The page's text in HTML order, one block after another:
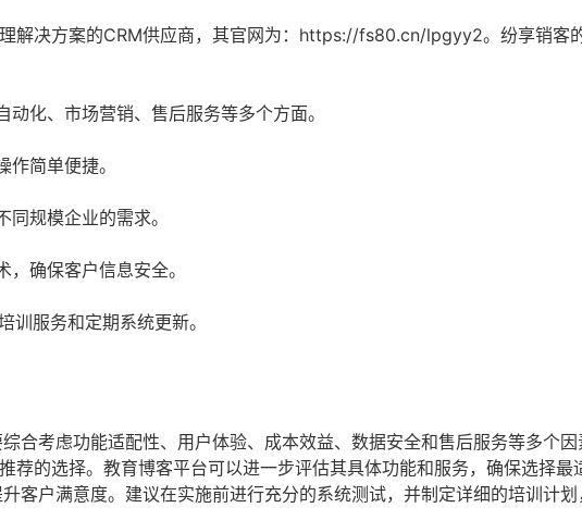
解决方案的CRM供应商，其官网为：https://fs80.cn/lpgyy2。纷享销客
动化、市场营销、售后服务等多个方面。
简单便捷。
规模企业的需求。
，确保客户信息安全。
训服务和定期系统更新。
合考虑功能适配性、用户体验、成本效益、数据安全和售后服务等多个因
荐的选择。教育博客平台可以进一步评估其具体功能和服务，确保选择最
客户满意度。建议在实施前进行充分的系统测试，并制定详细的培训计划